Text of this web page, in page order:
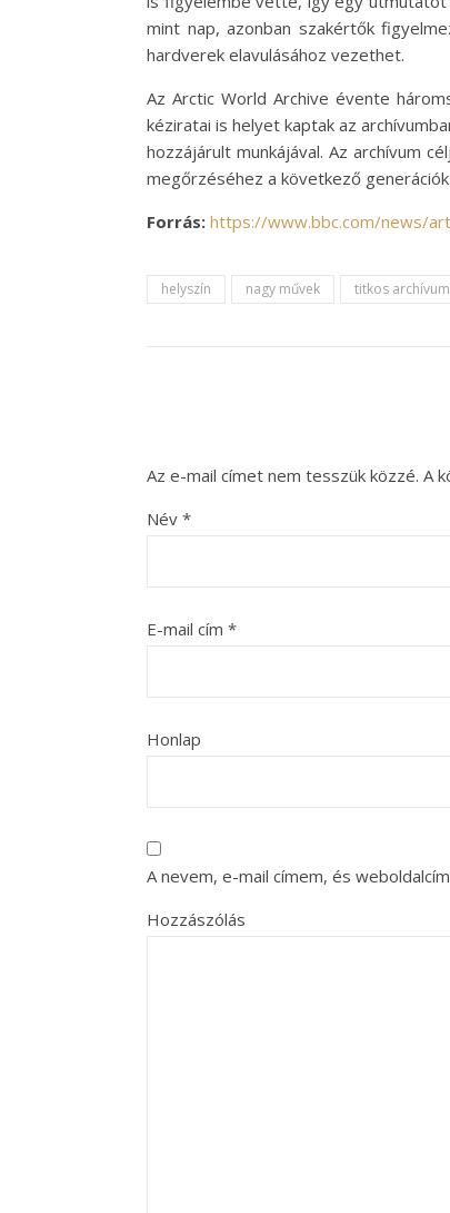
mint nap, azonban szakértők
hardverek elavulásához vezethet.
Az Arctic World Archive évente
kéziratai is helyet kaptak az
hozzájárult munkájával. Az archívum
megőrzéséhez a következő
Forrás: https://www.bbc.com/news/
helyszín nagy művek titkos archívum
Az e-mail címet nem tesszük közzé. A
Név *
E-mail cím *
Honlap
A nevem, e-mail címem, és
Hozzászólás